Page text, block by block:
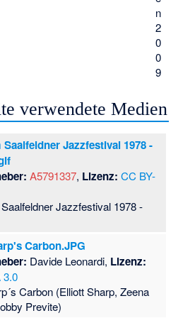
n
2
0
0
9
verwendete Medien
Saalfeldner Jazzfestival 1978 -
A5791337, Lizenz: CC BY-
Jazzfestival 1978 -
Carbon.JPG
Davide Leonardi, Lizenz:
3.0
Carbon (Elliott Sharp, Zeena
Previte)